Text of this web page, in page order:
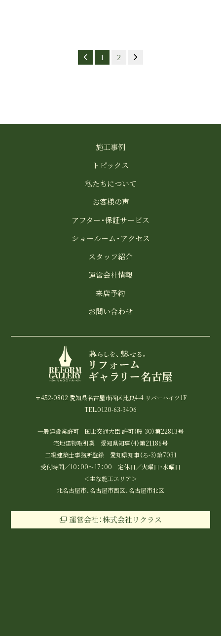
1 2
施工事例
トピックス
私たちについて
お客様の声
アフター・保証サービス
ショールーム・アクセス
スタッフ紹介
運営会社情報
来店予約
お問い合わせ
〒452-0802 愛知県名古屋市西区比良4-4 リバーハイツ1F
TEL.0120-63-3406
一般建設業許可 国土交通大臣 許可（般-30）第22813号
宅地建物取引業 愛知県知事（4）第21186号
二級建築士事務所登録 愛知県知事（ろ-3）第7031
受付時間／10：00～17：00 定休日／火曜日・水曜日
＜主な施工エリア＞
北名古屋市、名古屋市西区、名古屋市北区
運営会社：株式会社リクラス